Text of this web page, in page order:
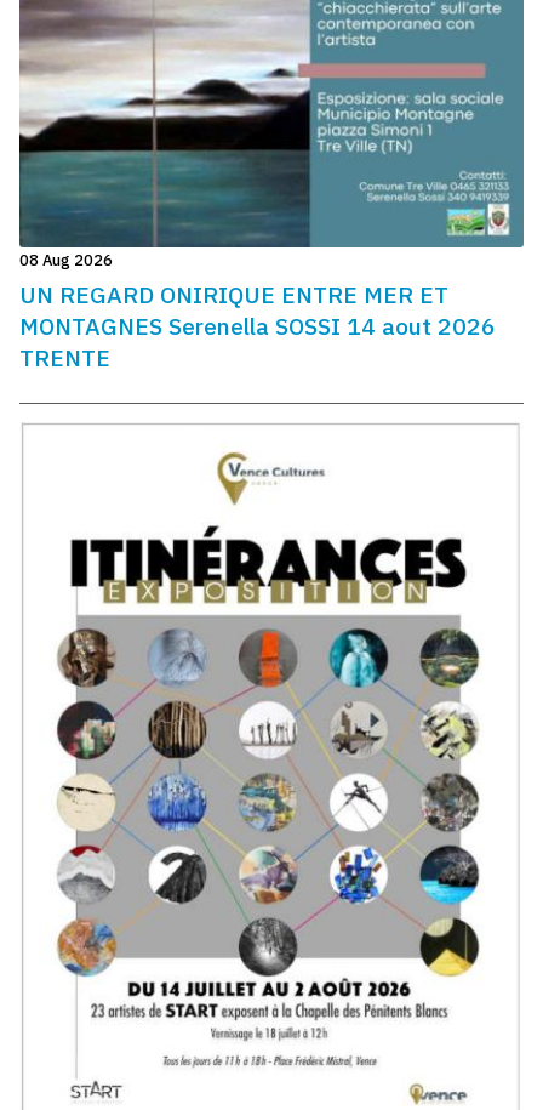
08 Aug 2026
UN REGARD ONIRIQUE ENTRE MER ET
MONTAGNES Serenella SOSSI 14 aout 2026
TRENTE